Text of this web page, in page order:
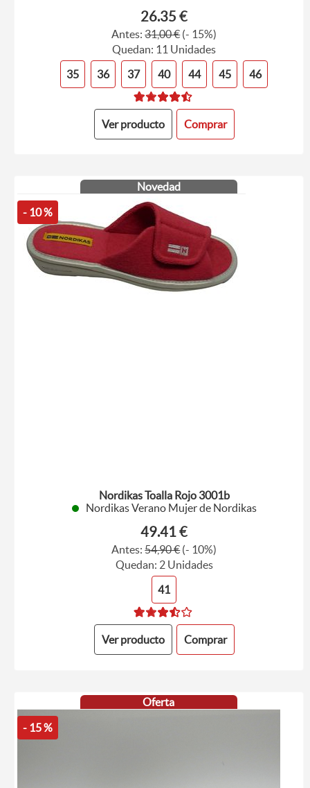
26.35 €
Antes:31,00 €(- 15%)
Quedan: 11 Unidades
35
36 37 40 44 45 46
Ver producto Comprar
Novedad
- 10 %
Nordikas Toalla Rojo 3001b
Nordikas Verano Mujer de Nordikas
49.41 €
Antes:54,90 €(- 10%)
Quedan: 2 Unidades
41
Ver producto Comprar
Oferta
- 15 %